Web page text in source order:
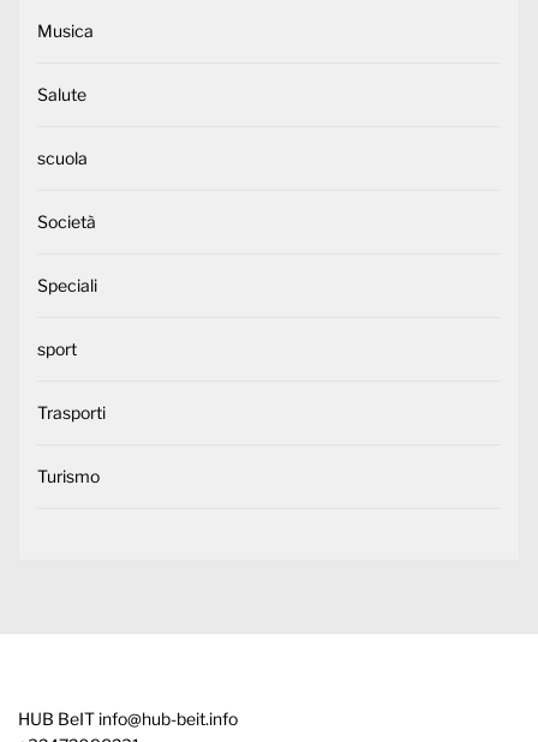
Musica
Salute
scuola
Società
Speciali
sport
Trasporti
Turismo
HUB BeIT info@hub-beit.info